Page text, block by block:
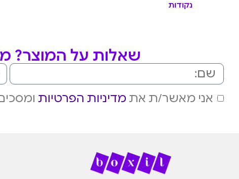
נקודות
שאלות על המוצר?
אני מאשר/ת את מדיניות הפרטיות